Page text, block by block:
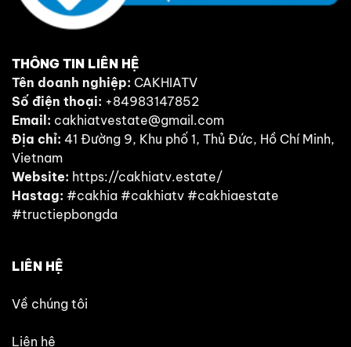
THÔNG TIN LIÊN HỆ
Tên doanh nghiệp: CAKHIATV
Số điện thoại: +84983147852
Email: cakhiatvestate@gmail.com
Địa chỉ: 41 Đường 9, Khu phố 1, Thủ Đức, Hồ Chí Minh,
Vietnam
Website: https://cakhiatv.estate/
Hastag: #cakhia #cakhiatv #cakhiaestate
#tructiepbongda
LIÊN HỆ
Về chúng tôi
Liên hệ